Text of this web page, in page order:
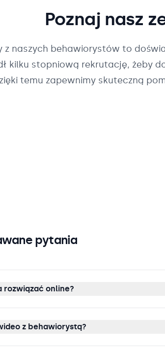
Poznaj nasz
z naszych behawiorystów to
kilku stopniową rekrutację, żeby
temu zapewnimy skuteczną
pytania
rozwiązać online?
z behawiorystą?